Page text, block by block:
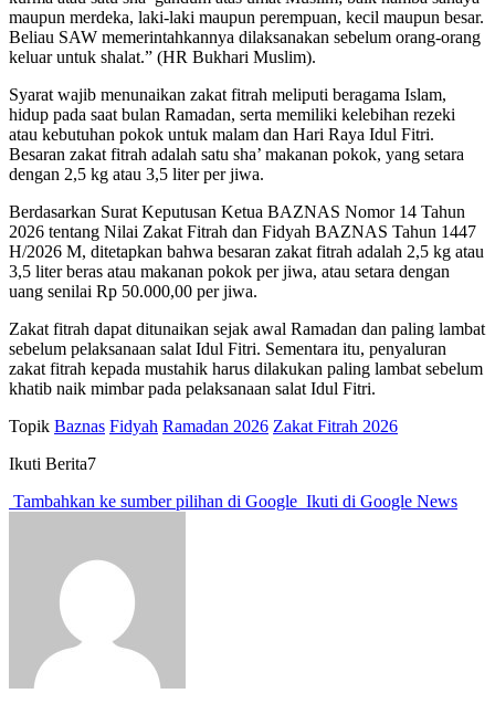
maupun merdeka, laki-laki maupun perempuan, kecil maupun besar.
Beliau SAW memerintahkannya dilaksanakan sebelum orang-orang
keluar untuk shalat.” (HR Bukhari Muslim).
Syarat wajib menunaikan zakat fitrah meliputi beragama Islam,
hidup pada saat bulan Ramadan, serta memiliki kelebihan rezeki
atau kebutuhan pokok untuk malam dan Hari Raya Idul Fitri.
Besaran zakat fitrah adalah satu sha’ makanan pokok, yang setara
dengan 2,5 kg atau 3,5 liter per jiwa.
Berdasarkan Surat Keputusan Ketua BAZNAS Nomor 14 Tahun
2026 tentang Nilai Zakat Fitrah dan Fidyah BAZNAS Tahun 1447
H/2026 M, ditetapkan bahwa besaran zakat fitrah adalah 2,5 kg atau
3,5 liter beras atau makanan pokok per jiwa, atau setara dengan
uang senilai Rp 50.000,00 per jiwa.
Zakat fitrah dapat ditunaikan sejak awal Ramadan dan paling lambat
sebelum pelaksanaan salat Idul Fitri. Sementara itu, penyaluran
zakat fitrah kepada mustahik harus dilakukan paling lambat sebelum
khatib naik mimbar pada pelaksanaan salat Idul Fitri.
Topik Baznas Fidyah Ramadan 2026 Zakat Fitrah 2026
Ikuti Berita7
Tambahkan ke sumber pilihan di Google Ikuti di Google News